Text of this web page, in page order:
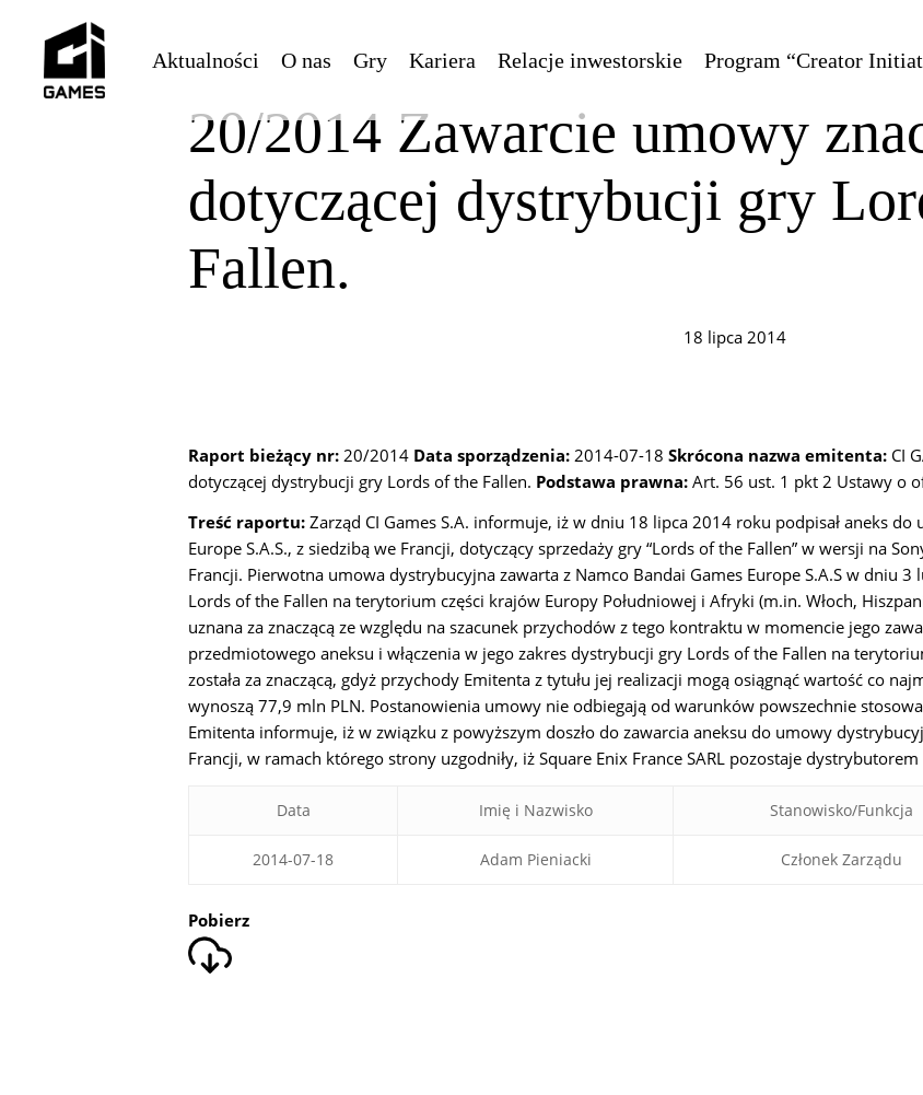
content
Aktualności O nas Gry Kariera Relacje inwestorskie Program “Creator
20/2014 Zawarcie umowy
dotyczącej dystrybucji gry
Fallen.
18 lipca 2014
Raport bieżący nr: 20/2014 Data sporządzenia: 2014-07-18 Skrócona nazwa emitenta: CI
dotyczącej dystrybucji gry Lords of the Fallen. Podstawa prawna: Art. 56 ust. 1 pkt 2 Ustawy o
Treść raportu: Zarząd CI Games S.A. informuje, iż w dniu 18 lipca 2014 roku podpisał aneks
Europe S.A.S., z siedzibą we Francji, dotyczący sprzedaży gry “Lords of the Fallen” w wersji na
Francji. Pierwotna umowa dystrybucyjna zawarta z Namco Bandai Games Europe S.A.S w dniu
Lords of the Fallen na terytorium części krajów Europy Południowej i Afryki (m.in. Włoch,
uznana za znaczącą ze względu na szacunek przychodów z tego kontraktu w momencie jego
przedmiotowego aneksu i włączenia w jego zakres dystrybucji gry Lords of the Fallen na
została za znaczącą, gdyż przychody Emitenta z tytułu jej realizacji mogą osiągnąć wartość co
wynoszą 77,9 mln PLN. Postanowienia umowy nie odbiegają od warunków powszechnie
Emitenta informuje, iż w związku z powyższym doszło do zawarcia aneksu do umowy
Francji, w ramach którego strony uzgodniły, iż Square Enix France SARL pozostaje
Data Imię i Nazwisko Stanowisko/Funkcja
2014-07-18 Adam Pieniacki Członek Zarządu
Pobierz